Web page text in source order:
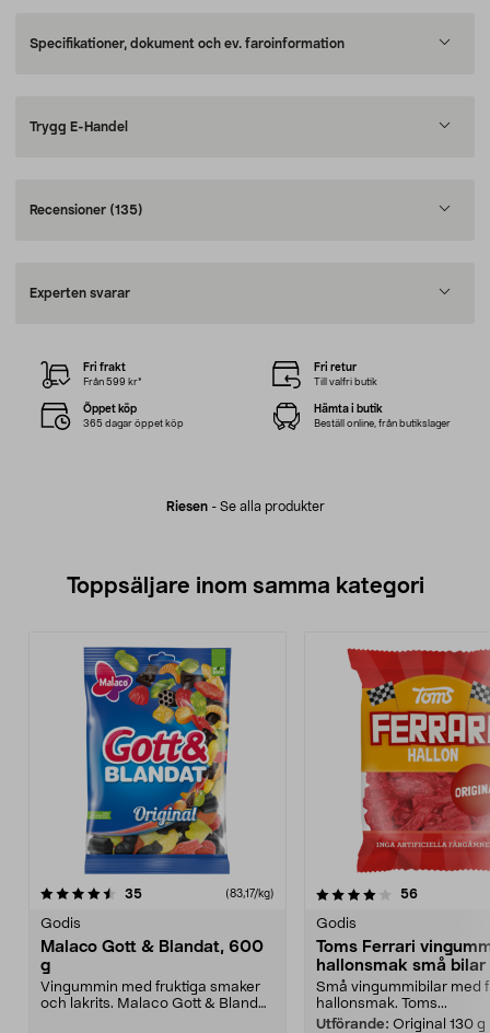
Specifikationer, dokument och ev. faroinformation
Trygg E-Handel
Recensioner (135)
Experten svarar
Riesen- Se alla produkter
Fri frakt
Från 599 kr*
Fri retur
Till valfri butik
Öppet köp
365 dagar öppet köp
Hämta i butik
Beställ online, från butikslager
Toppsäljare inom samma kategori
35recensioner (83,17/kg)
Godis
Malaco Gott & Blandat, 600
g
Vingummin med fruktiga smaker
och lakrits. Malaco Gott & Blandat
4.0 av 5 stjärnor 56recensioner
Godis
Toms Ferrari
hallonsmak små bilar
Små vingummibilar med
hallonsmak. Toms...
Utförande: Original 130 g
4.0 av 5 stjärnor